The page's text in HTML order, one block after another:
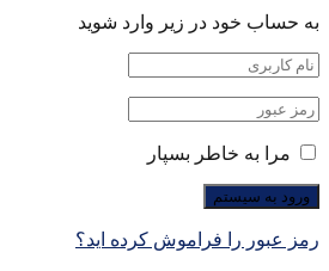
به حساب خود در زیر وارد شوید
مرا به خاطر بسپار
رمز عبور را فراموش کرده اید؟